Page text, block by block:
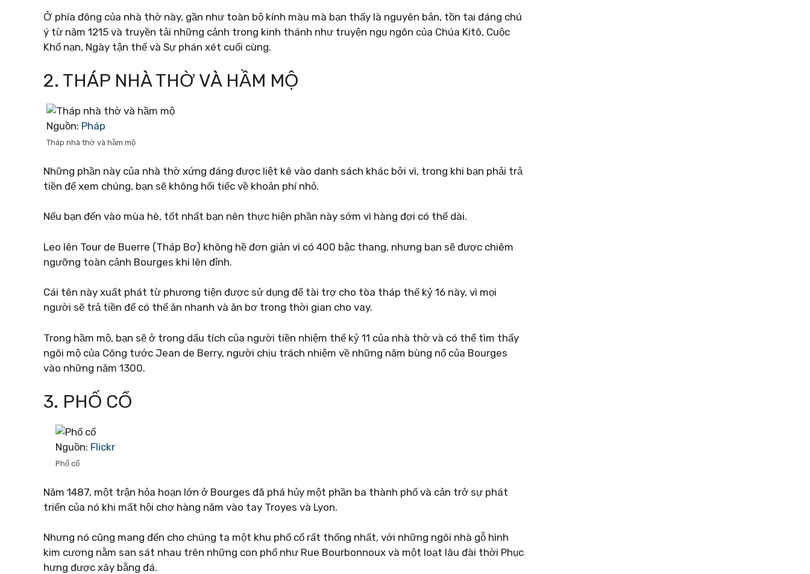
Ở phía đông của nhà thờ này, gần như toàn bộ kính màu mà bạn thấy là nguyên bản, tồn tại đáng chú
ý từ năm 1215 và truyền tải những cảnh trong kinh thánh như truyện ngụ ngôn của Chúa Kitô, Cuộc
Khổ nạn, Ngày tận thế và Sự phán xét cuối cùng.
2. THÁP NHÀ THỜ VÀ HẦM MỘ
Nguồn: Pháp
Tháp nhà thờ và hầm mộ
Những phần này của nhà thờ xứng đáng được liệt kê vào danh sách khác bởi vì, trong khi bạn phải trả
tiền để xem chúng, bạn sẽ không hối tiếc về khoản phí nhỏ.
Nếu bạn đến vào mùa hè, tốt nhất bạn nên thực hiện phần này sớm vì hàng đợi có thể dài.
Leo lên Tour de Buerre (Tháp Bơ) không hề đơn giản vì có 400 bậc thang, nhưng bạn sẽ được chiêm
ngưỡng toàn cảnh Bourges khi lên đỉnh.
Cái tên này xuất phát từ phương tiện được sử dụng để tài trợ cho tòa tháp thế kỷ 16 này, vì mọi
người sẽ trả tiền để có thể ăn nhanh và ăn bơ trong thời gian cho vay.
Trong hầm mộ, bạn sẽ ở trong dấu tích của người tiền nhiệm thế kỷ 11 của nhà thờ và có thể tìm thấy
ngôi mộ của Công tước Jean de Berry, người chịu trách nhiệm về những năm bùng nổ của Bourges
vào những năm 1300.
3. PHỐ CỔ
Nguồn: Flickr
Phố cổ
Năm 1487, một trận hỏa hoạn lớn ở Bourges đã phá hủy một phần ba thành phố và cản trở sự phát
triển của nó khi mất hội chợ hàng năm vào tay Troyes và Lyon.
Nhưng nó cũng mang đến cho chúng ta một khu phố cổ rất thống nhất, với những ngôi nhà gỗ hình
kim cương nằm san sát nhau trên những con phố như Rue Bourbonnoux và một loạt lâu đài thời Phục
hưng được xây bằng đá.